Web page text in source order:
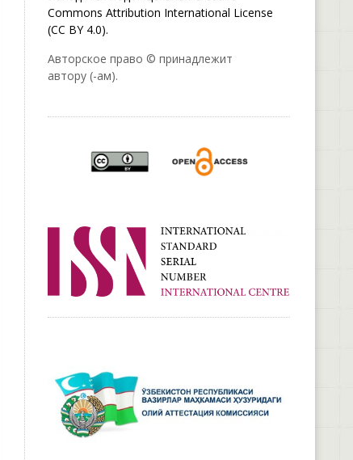
Commons Attribution International License
(CC BY 4.0).
Авторское право © принадлежит
автору (-ам).